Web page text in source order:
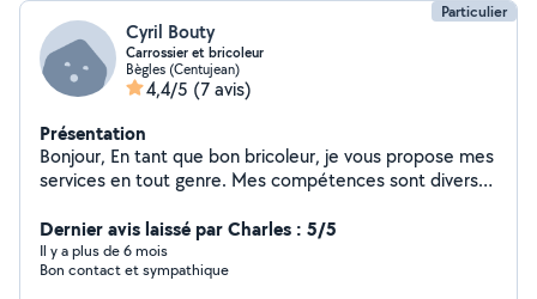
Particulier
Cyril Bouty
Carrossier et bricoleur
Bègles (Centujean)
4,4/5 (7 avis)
Présentation
Bonjour, En tant que bon bricoleur, je vous propose mes
services en tout genre. Mes compétences sont diverses
mécanique). Je sais souder et j'ai aussi des
connaissances en matériaux composites. Après deux
rénovations de maison, j'ai aussi développé de bonnes
Dernier avis laissé par Charles : 5/5
Il y a plus de 6 mois
Bon contact et sympathique